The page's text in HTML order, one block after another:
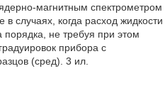
магнитным спектрометром
случаях, когда расход жидкости
не требуя при этом
прибора с
(сред). 3 ил.